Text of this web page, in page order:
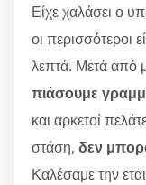
Είχε χαλάσει ο
οι
λεπτά. Μετά από
πιάσουμε
και αρκετοί
στάση, δεν
Καλέσαμε την